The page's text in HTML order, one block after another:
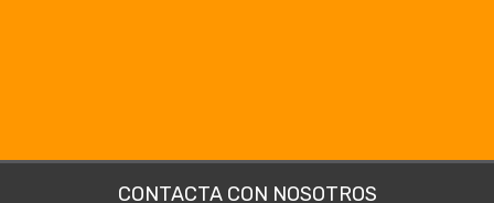
CONTACTA CON NOSOTROS